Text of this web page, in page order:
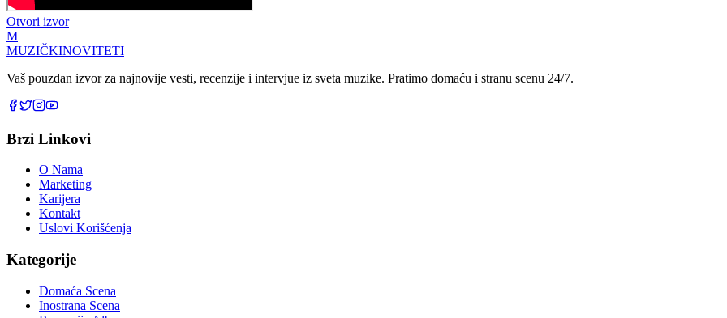
Otvori izvor
M
MUZIČKINOVITETI
Vaš pouzdan izvor za najnovije vesti, recenzije i intervjue iz sveta muzike. Pratimo domaću i stranu scenu 24/7.
Brzi Linkovi
O Nama
Marketing
Karijera
Kontakt
Uslovi Korišćenja
Kategorije
Domaća Scena
Inostrana Scena